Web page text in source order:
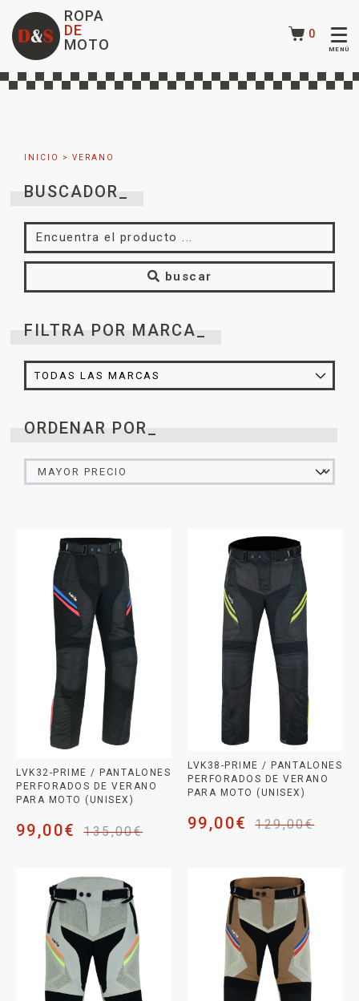
ROPA
DE
MOTO
0
INICIO > VERANO
BUSCADOR_
buscar
FILTRA POR MARCA_
ORDENAR POR_
LVK32-PRIME / PANTALONES
PERFORADOS DE VERANO
PARA MOTO (UNISEX)
135,00€
99,00€
LVK38-PRIME / PANTALONES
PERFORADOS DE VERANO
PARA MOTO (UNISEX)
129,00€
99,00€